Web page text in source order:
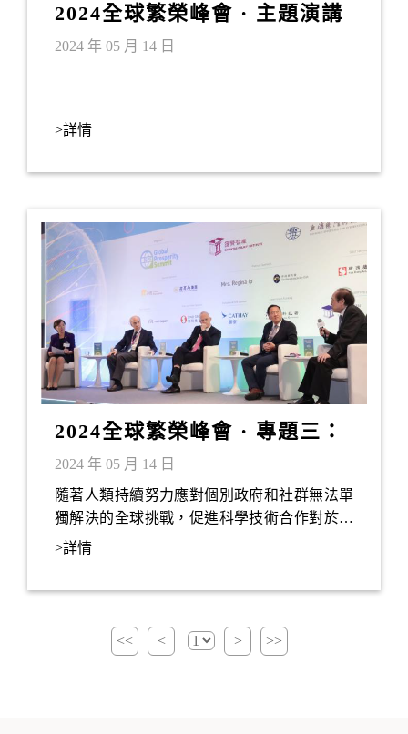
2024全球繁榮峰會 · 主題演講
——羅傑．大衛．科恩伯格
2024 年 05 月 14 日
>詳情
2024全球繁榮峰會 · 專題三：
科學技術合作和人類未來
2024 年 05 月 14 日
隨著人類持續努力應對個別政府和社群無法單
獨解決的全球挑戰，促進科學技術合作對於未
來發展可持續和創新的解決方案至關重要。
>詳情
<< < > >>